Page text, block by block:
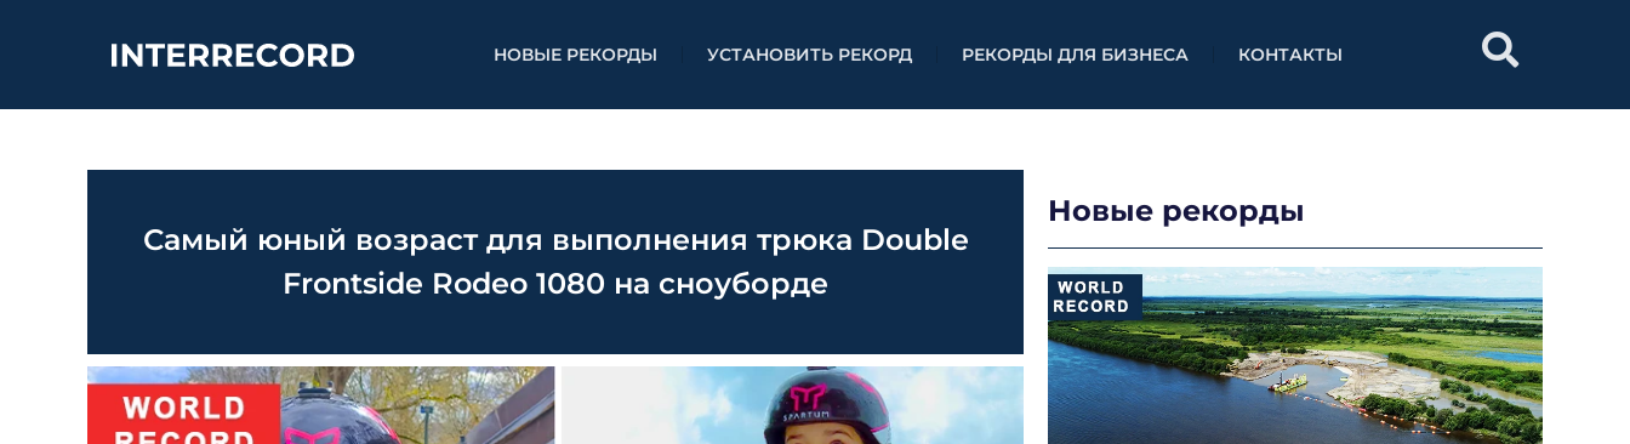
НОВЫЕ РЕКОРДЫ УСТАНОВИТЬ РЕКОРД РЕКОРДЫ ДЛЯ БИЗНЕСА КОНТАКТЫ
Самый юный возраст для выполнения трюка Double
Frontside Rodeo 1080 на сноуборде
Новые рекорды